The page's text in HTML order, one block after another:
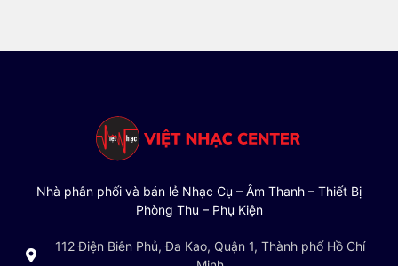
Nhà phân phối và bán lẻ Nhạc Cụ – Âm Thanh – Thiết Bị
Phòng Thu – Phụ Kiện
112 Điện Biên Phủ, Đa Kao, Quận 1, Thành phố Hồ Chí